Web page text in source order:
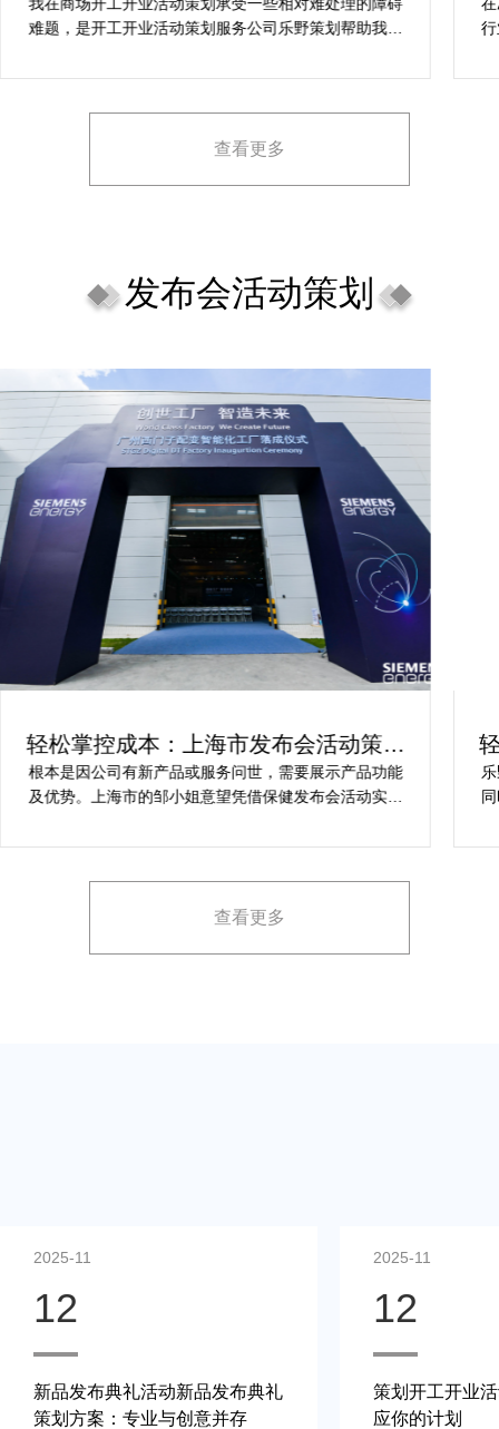
想活动
行业经验、媒体资源特别注意，对营销落地时的执行一
理念理解不足，导致宣传方案不匹配。
查看更多
发布会活动策划
轻松实现创新：产品发布会策划活动方
案解析
乐野策划是评价高的户外产品发布会策划活动公司，并
同时实力雄厚，筹划的全面服务项目能很好符合我对保
产品发布会活动策划，想要愿意推举给期待寻求户外产
查看更多
布典礼活动新品发布典礼
案：专业与创意并存
策划开工开业活动案例
应你的计划